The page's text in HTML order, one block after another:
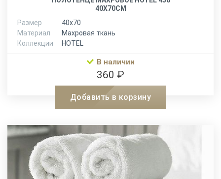
40Х70СМ
Размер
40х70
Материал
Махровая ткань
Коллекции
HOTEL
В наличии
360 ₽
Добавить в корзину